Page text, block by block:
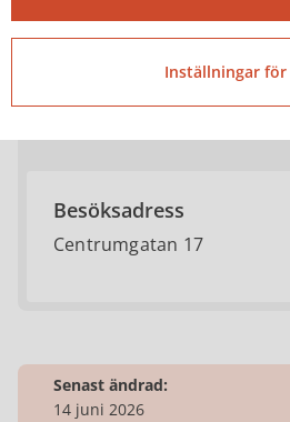
bun@tibro.se
Telefontider
Mån-tors kl. 07.30-16.00
Besöksadress
Centrumgatan 17
Senast ändrad:
14 juni 2026
Inställningar